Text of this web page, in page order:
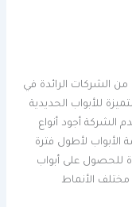
الشركات الرائدة في
للأبواب الحديدية
الشركة أجود أنواع
الأبواب لأطول فترة
للحصول على أبواب
الأنماط